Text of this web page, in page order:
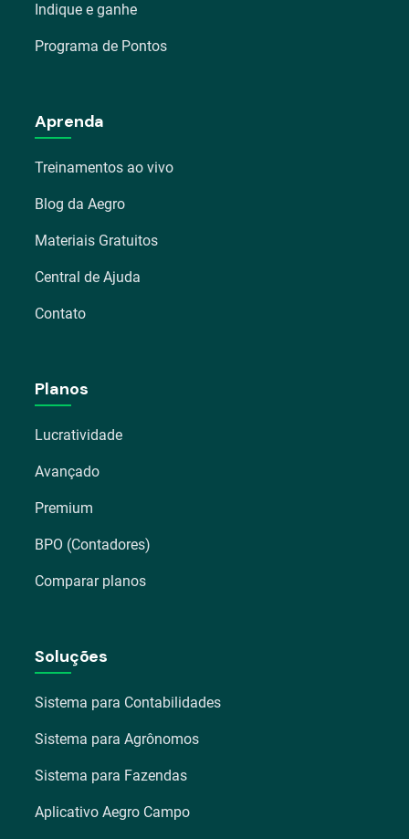
Indique e ganhe
Programa de Pontos
Aprenda
Treinamentos ao vivo
Blog da Aegro
Materiais Gratuitos
Central de Ajuda
Contato
Planos
Lucratividade
Avançado
Premium
BPO (Contadores)
Comparar planos
Soluções
Sistema para Contabilidades
Sistema para Agrônomos
Sistema para Fazendas
Aplicativo Aegro Campo